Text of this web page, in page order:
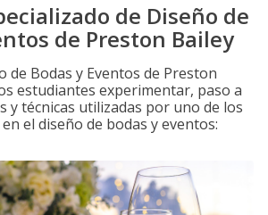
de Diseño de
de Preston Bailey
de Bodas y Eventos de Preston
estudiantes experimentar, paso a
y técnicas utilizadas por uno de los
el diseño de bodas y eventos: